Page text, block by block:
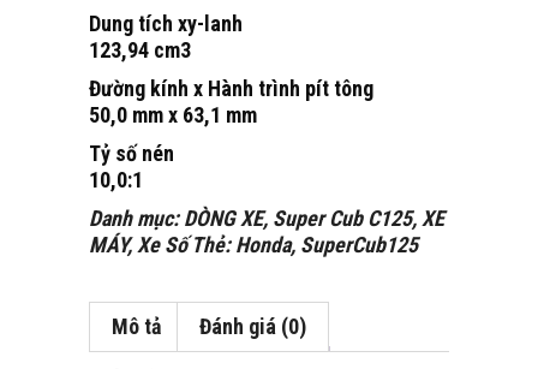
Dung tích xy-lanh
123,94 cm3
Đường kính x Hành trình pít tông
50,0 mm x 63,1 mm
Tỷ số nén
10,0:1
Danh mục:DÒNG XE, Super Cub C125, XE
MÁY,Xe SốThẻ:Honda, SuperCub125
Mô tả Đánh giá (0)